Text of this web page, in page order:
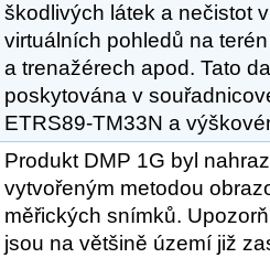
škodlivých látek a nečistot
virtuálních pohledů na
a trenažérech apod. Tato
poskytována v
ETRS89-TM33N a
Produkt DMP 1G byl
vytvořeným metodou
měřických snímků.
jsou na většině území již